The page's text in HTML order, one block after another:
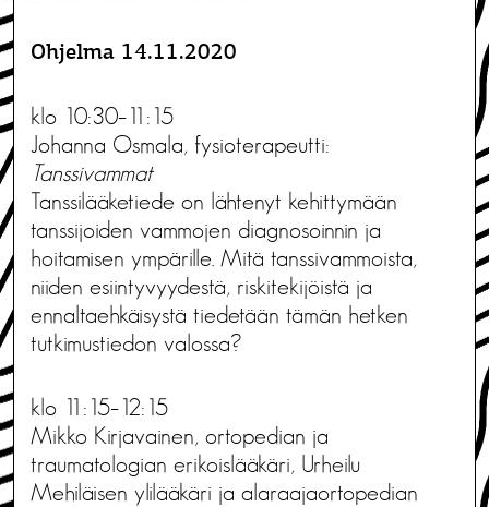
Ohjelma 14.11.2020
klo 10:30–11:15
Johanna Osmala, fysioterapeutti:
Tanssivammat
Tanssilääketiede on lähtenyt kehittymään
tanssijoiden vammojen diagnosoinnin ja
hoitamisen ympärille. Mitä tanssivammoista,
niiden esiintyvyydestä, riskitekijöistä ja
ennaltaehkäisystä tiedetään tämän hetken
tutkimustiedon valossa?
klo 11:15–12:15
Mikko Kirjavainen, ortopedian ja
traumatologian erikoislääkäri, Urheilu
Mehiläisen ylilääkäri ja alaraajaortopedian